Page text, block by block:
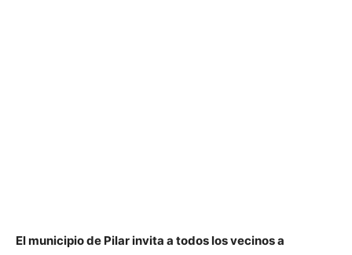
El municipio de Pilar invita a todos los vecinos a